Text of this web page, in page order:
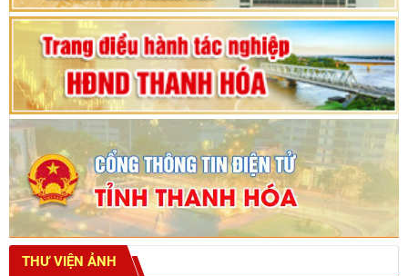
THƯ VIỆN ẢNH